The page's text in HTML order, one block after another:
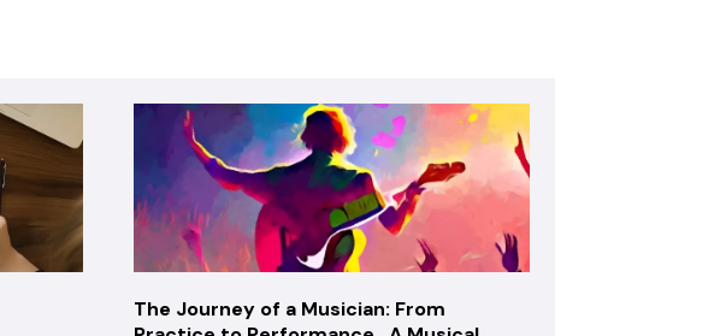
The Journey of a Musician: From